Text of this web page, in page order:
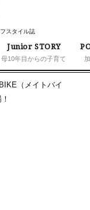
スタイル誌
Junior STORY
母10年目からの子育て
（メイトバイ